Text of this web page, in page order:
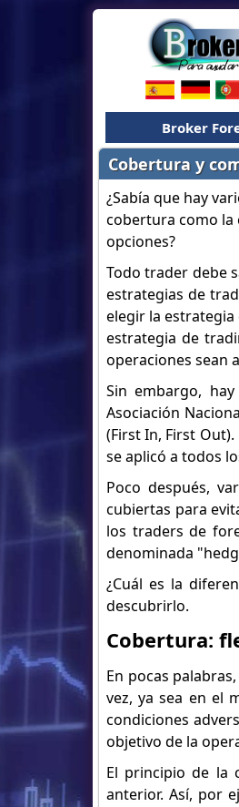
Broker
Cobertura y
¿Sabía que hay
cobertura como la
opciones?
Todo trader debe
estrategias de
elegir la
estrategia de
operaciones sean
Sin embargo,
Asociación
(First In, First
se aplicó a todos
Poco después,
cubiertas para
los traders de
denominada
¿Cuál es la
descubrirlo.
Cobertura:
En pocas
vez, ya sea en el
condiciones
objetivo de la
El principio de la
anterior. Así, por